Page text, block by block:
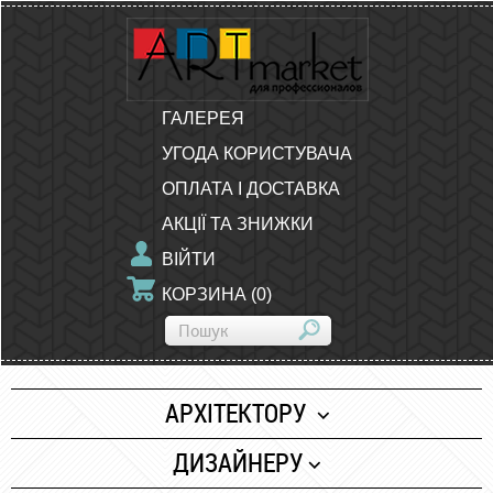
ГАЛЕРЕЯ
УГОДА КОРИСТУВАЧА
ОПЛАТА І ДОСТАВКА
АКЦІЇ ТА ЗНИЖКИ
ВІЙТИ
КОРЗИНА (0)
АРХІТЕКТОРУ
Папір
ДИЗАЙНЕРУ